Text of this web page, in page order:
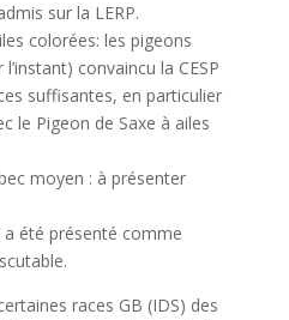
sur la LERP.
colorées: les pigeons
convaincu la CESP
suffisantes, en particulier
le Pigeon de Saxe à ailes
moyen : à présenter
a été présenté comme
races GB (IDS) des